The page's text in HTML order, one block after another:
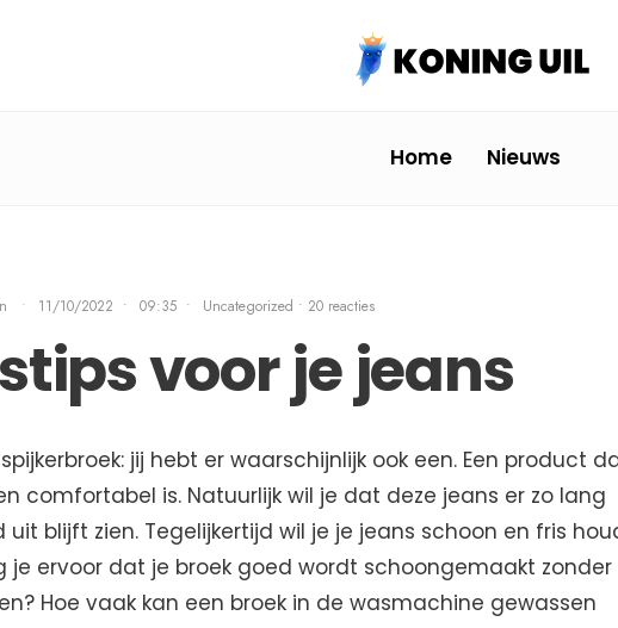
Home Nieuws
• 11/10/2022 • 09:35 • Uncategorized • 20 reacties
voor je jeans
jij hebt er waarschijnlijk ook een. Een product
comfortabel is. Natuurlijk wil je dat deze jeans er zo lang
uit blijft zien. Tegelijkertijd wil je je jeans schoon en fris
je ervoor dat je broek goed wordt schoongemaakt zonder
Hoe vaak kan een broek in de wasmachine gewassen